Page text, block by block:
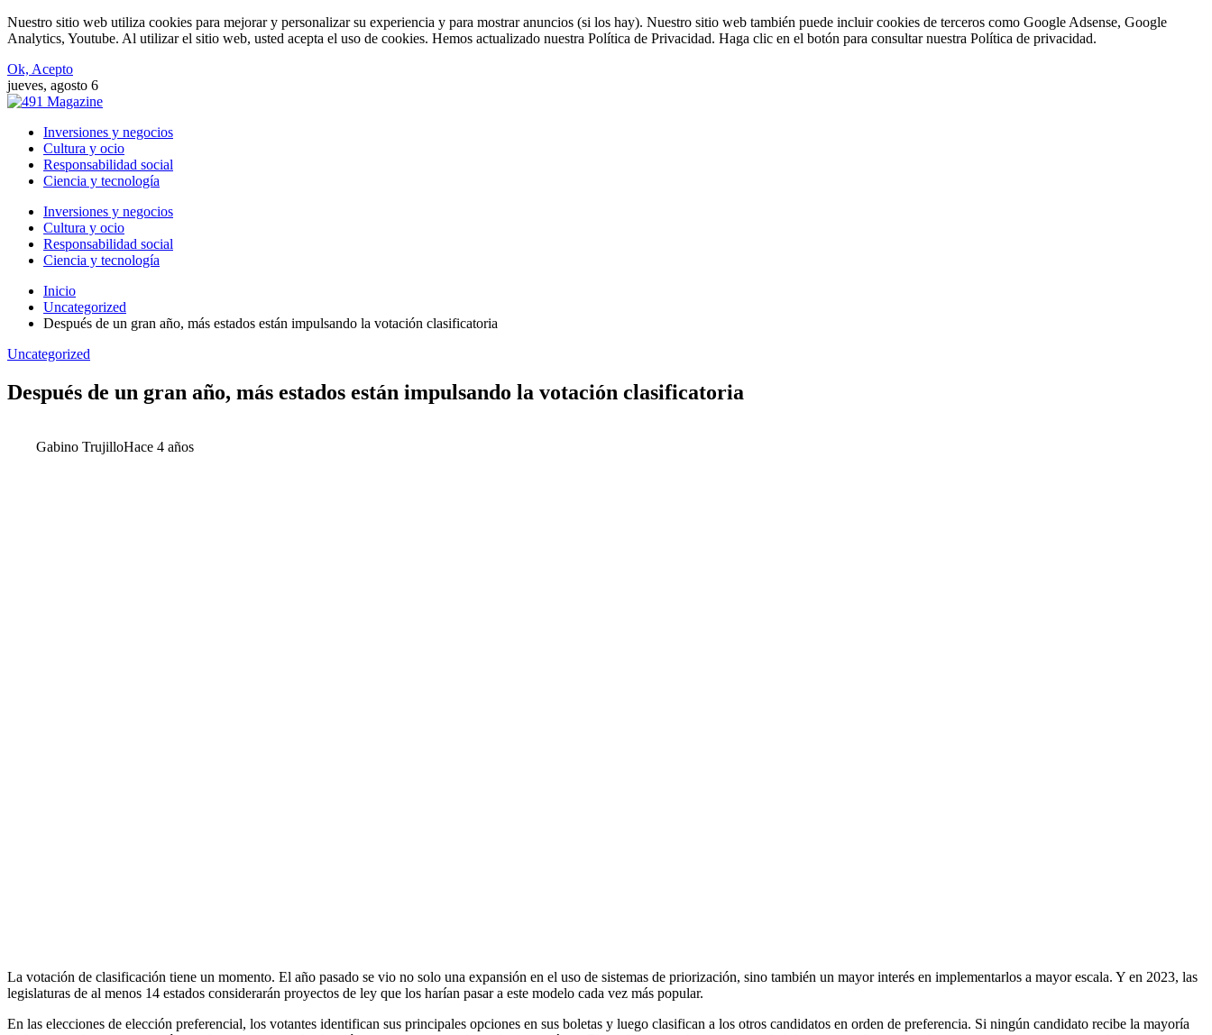
Nuestro sitio web utiliza cookies para mejorar y personalizar su experiencia y para mostrar anuncios (si los hay). Nuestro sitio web también puede incluir cookies de terceros como Google Adsense, Google
Analytics, Youtube. Al utilizar el sitio web, usted acepta el uso de cookies. Hemos actualizado nuestra Política de Privacidad. Haga clic en el botón para consultar nuestra Política de privacidad.
Ok, Acepto
jueves, agosto 6
Inversiones y negocios
Cultura y ocio
Responsabilidad social
Ciencia y tecnología
Inversiones y negocios
Cultura y ocio
Responsabilidad social
Ciencia y tecnología
Inicio
Uncategorized
Después de un gran año, más estados están impulsando la votación clasificatoria
Uncategorized
Después de un gran año, más estados están impulsando la votación clasificatoria
Gabino TrujilloHace 4 años
La votación de clasificación tiene un momento. El año pasado se vio no solo una expansión en el uso de sistemas de priorización, sino también un mayor interés en implementarlos a mayor escala. Y en 2023, las
legislaturas de al menos 14 estados considerarán proyectos de ley que los harían pasar a este modelo cada vez más popular.
En las elecciones de elección preferencial, los votantes identifican sus principales opciones en sus boletas y luego clasifican a los otros candidatos en orden de preferencia. Si ningún candidato recibe la mayoría